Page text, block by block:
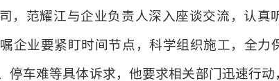
，范耀江与企业负责人深入座谈交流，认真
企业要紧盯时间节点，科学组织施工，全力
停车难等具体诉求，他要求相关部门迅速行